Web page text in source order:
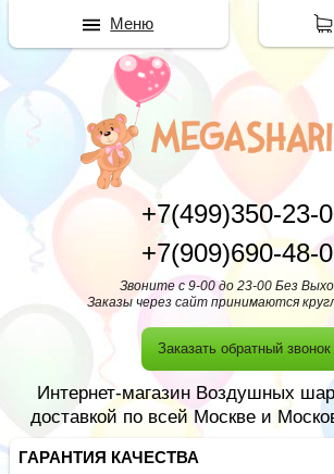
+7(499)350-23-
+7(909)690-48-
Звоните с 9-00 до 23-00 Без
Заказы через сайт принимаются
Заказать обратный звонок
Интернет-магазин Воздушных
доставкой по всей Москве и
ГАРАНТИЯ КАЧЕСТВА
Меню